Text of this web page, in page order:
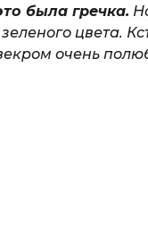
была гречка.
цвета.
очень